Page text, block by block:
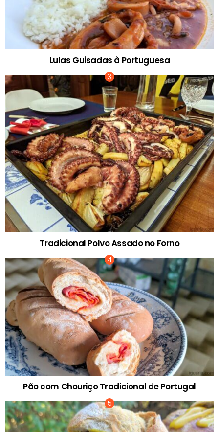
Lulas Guisadas à Portuguesa
Tradicional Polvo Assado no Forno
Pão com Chouriço Tradicional de Portugal